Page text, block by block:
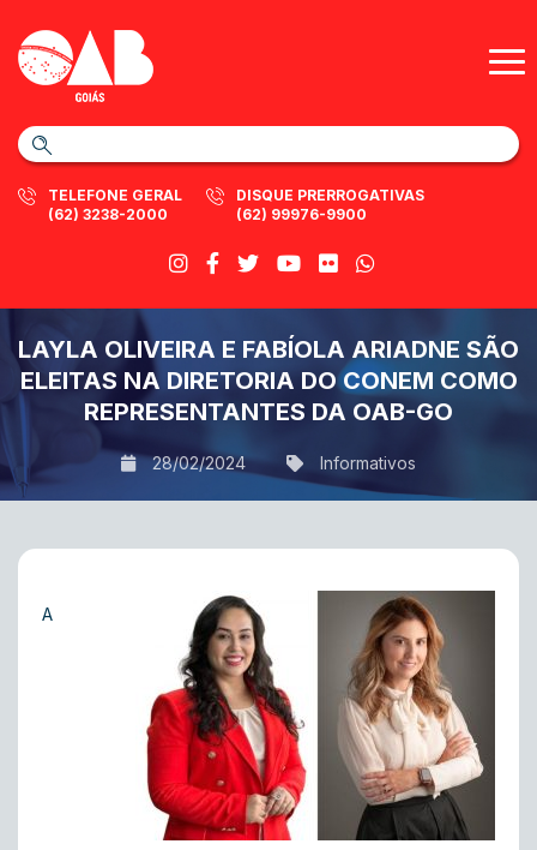
TELEFONE GERAL
(62) 3238-2000
DISQUE PRERROGATIVAS
(62) 99976-9900
LAYLA OLIVEIRA E FABÍOLA ARIADNE SÃO
ELEITAS NA DIRETORIA DO CONEM COMO
REPRESENTANTES DA OAB-GO
28/02/2024 Informativos
A